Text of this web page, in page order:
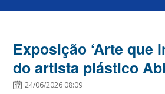
Exposição ‘Arte que
do artista plástico
24/06/2026 08:09